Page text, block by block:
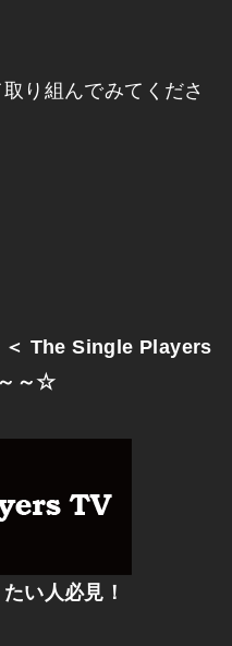
り組んでみてくださ
The Single Players
～☆
い人必見！